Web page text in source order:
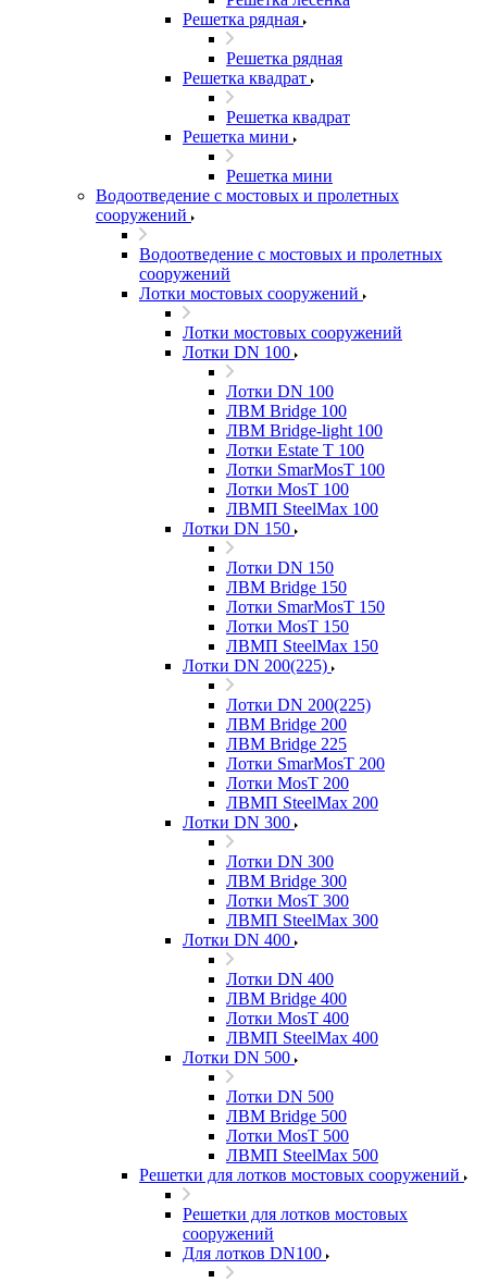
Решетка рядная
Решетка рядная
Решетка квадрат
Решетка квадрат
Решетка мини
Решетка мини
Водоотведение с мостовых и пролетных
сооружений
Водоотведение с мостовых и пролетных
сооружений
Лотки мостовых сооружений
Лотки мостовых сооружений
Лотки DN 100
Лотки DN 100
ЛВМ Bridge 100
ЛВМ Bridge-light 100
Лотки Estate T 100
Лотки SmarMosT 100
Лотки MosT 100
ЛВМП SteelMax 100
Лотки DN 150
Лотки DN 150
ЛВМ Bridge 150
Лотки SmarMosT 150
Лотки MosT 150
ЛВМП SteelMax 150
Лотки DN 200(225)
Лотки DN 200(225)
ЛВМ Bridge 200
ЛВМ Bridge 225
Лотки SmarMosT 200
Лотки MosT 200
ЛВМП SteelMax 200
Лотки DN 300
Лотки DN 300
ЛВМ Bridge 300
Лотки MosT 300
ЛВМП SteelMax 300
Лотки DN 400
Лотки DN 400
ЛВМ Bridge 400
Лотки MosT 400
ЛВМП SteelMax 400
Лотки DN 500
Лотки DN 500
ЛВМ Bridge 500
Лотки MosT 500
ЛВМП SteelMax 500
Решетки для лотков мостовых сооружений
Решетки для лотков мостовых
сооружений
Для лотков DN100